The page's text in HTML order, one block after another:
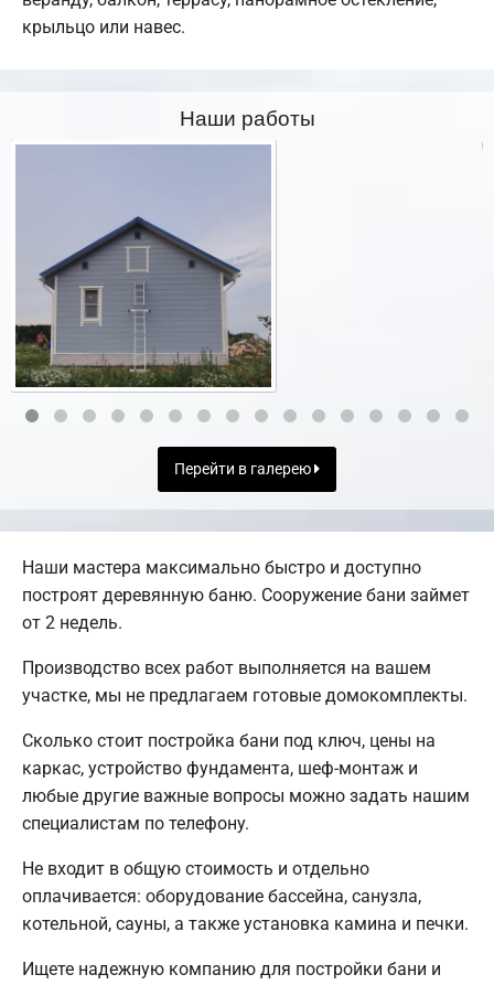
крыльцо или навес.
Наши работы
Перейти в галерею
Наши мастера максимально быстро и доступно
построят деревянную баню. Сооружение бани займет
от 2 недель.
Производство всех работ выполняется на вашем
участке, мы не предлагаем готовые домокомплекты.
Сколько стоит постройка бани под ключ, цены на
каркас, устройство фундамента, шеф-монтаж и
любые другие важные вопросы можно задать нашим
специалистам по телефону.
Не входит в общую стоимость и отдельно
оплачивается: оборудование бассейна, санузла,
котельной, сауны, а также установка камина и печки.
Ищете надежную компанию для постройки бани и